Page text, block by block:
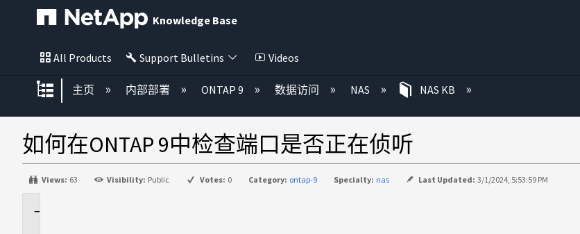
Knowledge Base
All Products Support Bulletins Videos
扩展/隐缩全局层次
主页 内部部署 ONTAP 9 数据访问 NAS NAS KB
如何在ONTAP 9中检查端口是否正在侦听
Views: 63 Visibility: Public Votes: 0 Category: ontap-9 Specialty: nas Last Updated: 3/1/2024, 5:53:59 PM